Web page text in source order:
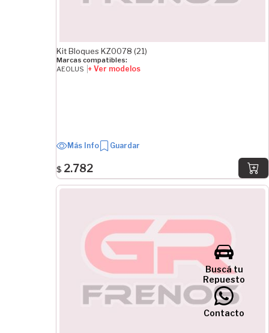
Kit Bloques KZ0078 (21)
Marcas compatibles:
AEOLUS + Ver modelos
Más Info Guardar
$ 2.782
Buscá tu
Repuesto
Contacto